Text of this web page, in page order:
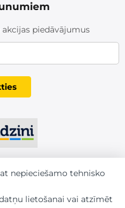
piedāvājumus
nepieciešamo tehnisko
lietošanai vai atzīmēt